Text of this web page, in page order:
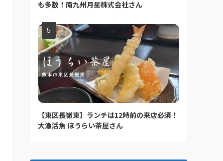
も多数！南九州月星株式会社さん
【東区長嶺東】ランチは12時前の来店必須！
大漁活魚 ほうらい茶屋さん